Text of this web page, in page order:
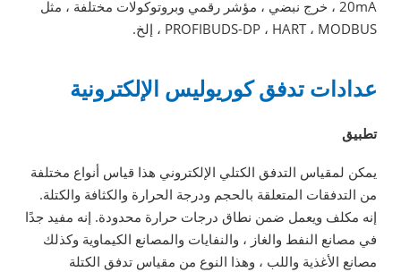
20mA ، خرج نبضي ، مؤشر رقمي وبروتوكولات مختلفة ، مثل
PROFIBUDS-DP ، HART ، MODBUS ، إلخ.
عدادات تدفق كوريوليس الإلكترونية
تطبيق
يمكن لمقياس التدفق الكتلي الإلكتروني هذا قياس أنواع مختلفة
من التدفقات المتعلقة بالحجم ودرجة الحرارة والكثافة والكتلة.
إنه مكلف ويعمل ضمن نطاق درجات حرارة محدودة. إنه مفيد جدًا
في مصانع النفط والغاز ، والنفايات والمصانع الكيماوية وكذلك
مصانع الأغذية واللب ، وهذا النوع من مقياس تدفق الكتلة